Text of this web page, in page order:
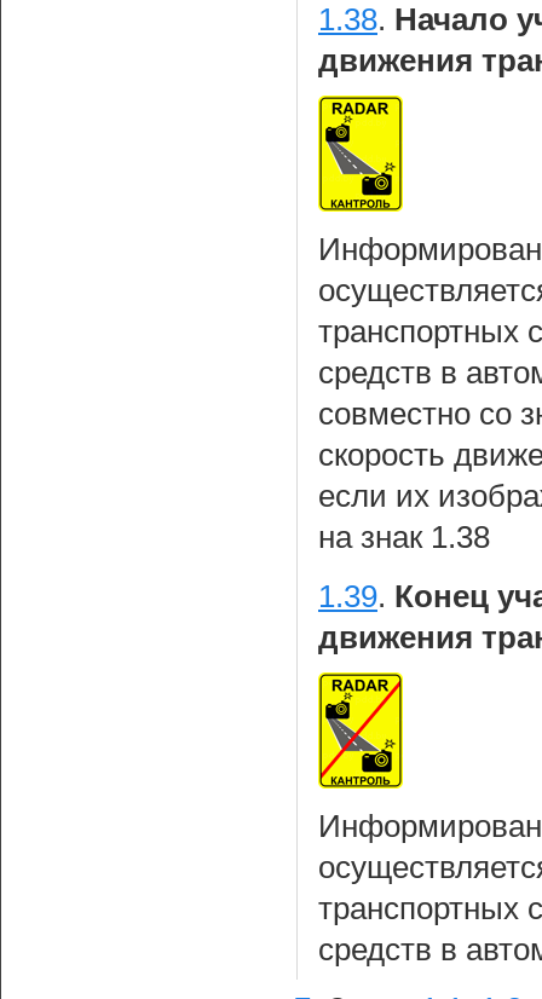
1.38. Начало
движения
транспортных
средств в
совместно со
скорость
если их
на знак 1.38
1.39. Конец
движения
транспортных
средств в